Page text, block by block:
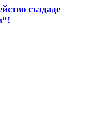
създаде